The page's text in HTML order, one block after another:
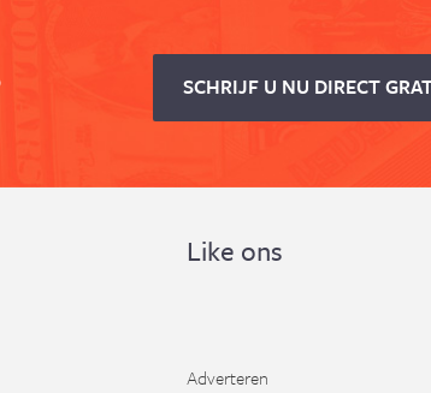
SCHRIJF U NU DIRECT
Like ons
Adverteren